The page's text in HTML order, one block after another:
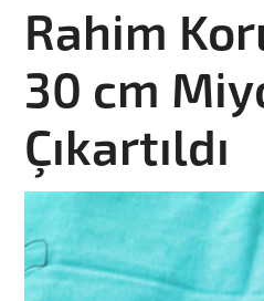
Rahim
30 cm
Çıkartıldı